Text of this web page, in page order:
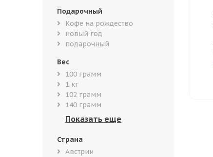
Подарочный
Кофе на рождество
новый год
подарочный
Вес
100 грамм
1 кг
102 грамм
140 грамм
Страна
Австрии